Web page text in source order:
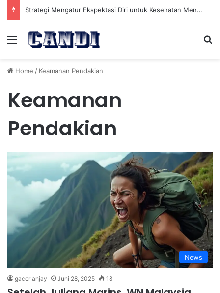
Strategi Mengatur Ekspektasi Diri untuk Kesehatan Mental yang Lebih Seimbang
Menu
Home / Keamanan Pendakian
Keamanan
Pendakian
News
gacor anjay Juni 28, 2025 18